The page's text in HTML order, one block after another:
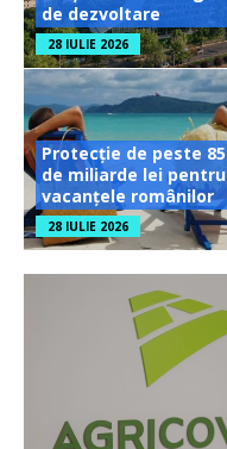
de dezvoltare
28 IULIE 2026
Protecție de peste 85
de miliarde lei pentru
vacanțele românilor
28 IULIE 2026